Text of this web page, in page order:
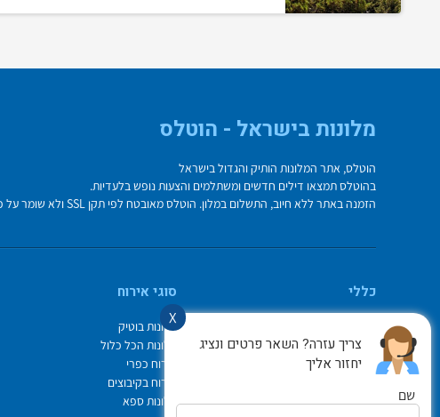
X
צריך עזרה? השאר פרטים ונציג
יחזור אליך
שם
מלונות בישראל - הוטלס
הוטלס, אתר המלונות הותיק והגדול בישראל
בהוטלס תמצאו דילים חדשים ומשתלמים והצעות נופש בלעדיות.
הזמנה באתר ללא חיוב, התשלום במלון. הוטלס מאובטח לפי תקן SSL ולא שומר על פרטי כרטיס האשראי בשרת.
כללי
איך משתמשים באתר
צור קשר
Israel Hotels
סוגי אירוח
מלונות בוטיק
מלונות הכל כלול
אירוח כפרי
אירוח בקיבוצים
מלונות ספא